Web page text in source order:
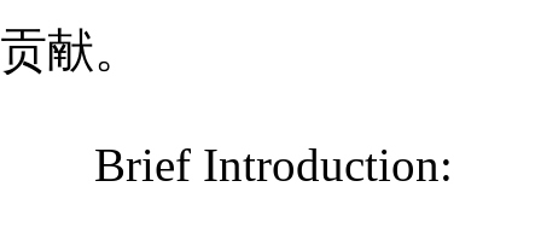
贡献。
Brief Introduction: